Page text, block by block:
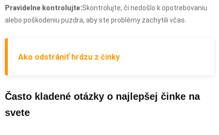
Pravidelne kontrolujte:Skontrolujte, či nedošlo k opotrebovaniu
alebo poškodeniu puzdra, aby ste problémy zachytili včas.
Ako odstrániť hrdzu z činky
Často kladené otázky o najlepšej činke na
svete